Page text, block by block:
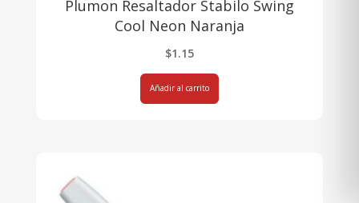
Plumon Resaltador Stabilo Swing
Cool Neon Naranja
$1.15
Añadir al carrito